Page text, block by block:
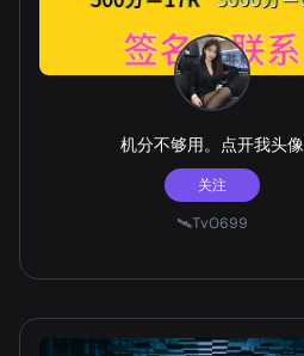
机分不够用。点开我头像
关注
🛰️TvO699